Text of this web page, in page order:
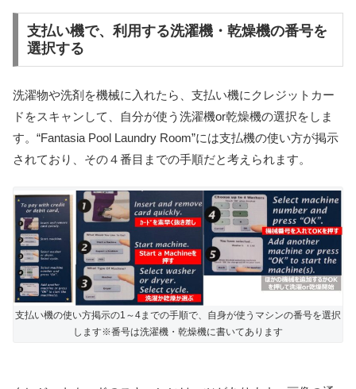
支払い機で、利用する洗濯機・乾燥機の番号を
選択する
洗濯物や洗剤を機械に入れたら、支払い機にクレジットカー
ドをスキャンして、自分が使う洗濯機or乾燥機の選択をしま
す。“Fantasia Pool Laundry Room”には支払機の使い方が掲示
されており、その４番目までの手順だと考えられます。
支払い機の使い方掲示の1～4までの手順で、自身が使うマシンの番号を選択
します※番号は洗濯機・乾燥機に書いてあります